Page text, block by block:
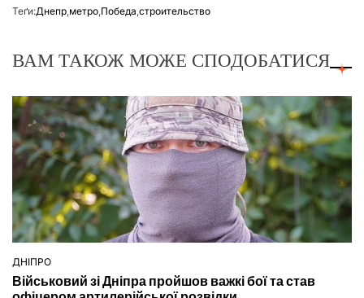
Теґи:Днепр метро Победа строительство
ВАМ ТАКОЖ МОЖЕ СПОДОБАТИСЯ
ОПУБЛІКУВАТИ
У
ДНІПРО
Військовий зі Дніпра пройшов важкі бої та став